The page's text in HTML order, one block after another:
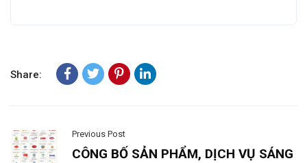
Share:
Previous Post
CÔNG BỐ SẢN PHẨM, DỊCH VỤ SÁNG